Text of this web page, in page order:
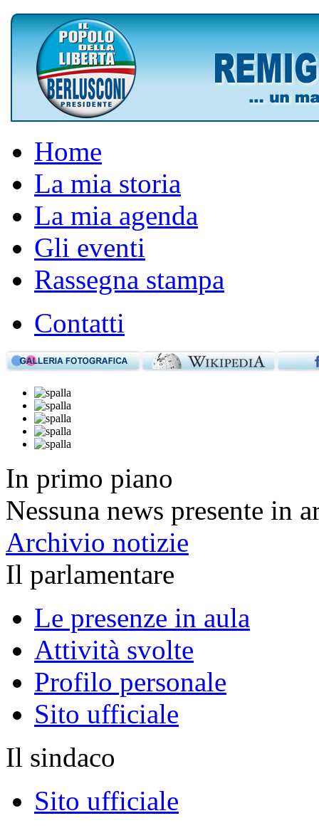
Home
La mia storia
La mia agenda
Gli eventi
Rassegna stampa
Contatti
In primo piano
Nessuna news presente in
Archivio notizie
Il parlamentare
Le presenze in aula
Attività svolte
Profilo personale
Sito ufficiale
Il sindaco
Sito ufficiale